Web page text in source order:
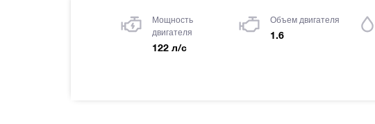
Мощность
двигателя
122 л/с
Объем двигателя
1.6